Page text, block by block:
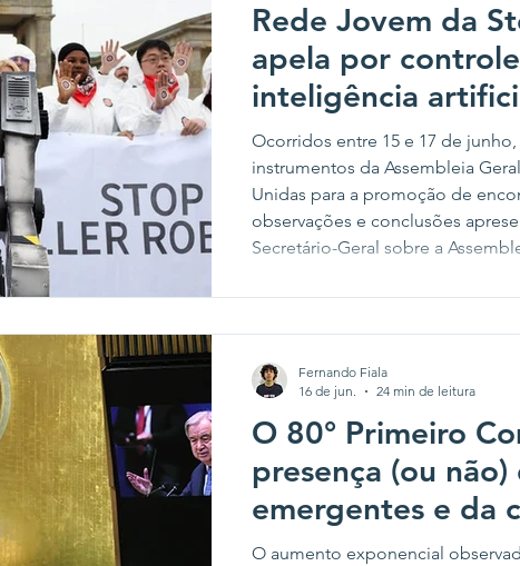
Rede Jovem da
apela por
inteligência
militar durante
informais da ONU
Ocorridos entre 15 e 17 de
instrumentos da Assembleia
Unidas para a promoção de
observações e conclusões
Secretário-Geral sobre a
período, sobre o tema de
O 80° Primeiro
presença (ou
emergentes e da
nas Declarações
O aumento exponencial
Fernando Fiala
16 de jun.
24 min de leitura